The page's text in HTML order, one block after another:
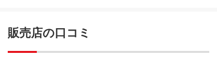
販売店の口コミ